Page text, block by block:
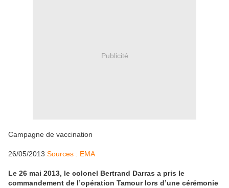
Publicité
Campagne de vaccination
26/05/2013 Sources : EMA
Le 26 mai 2013, le colonel Bertrand Darras a pris le
commandement de l’opération Tamour lors d’une cérémonie